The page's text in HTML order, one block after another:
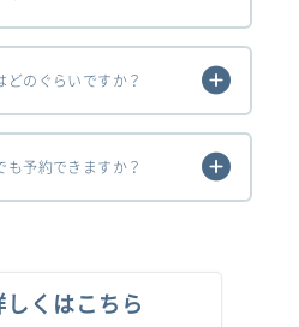
どのぐらいですか？
も予約できますか？
しくはこちら